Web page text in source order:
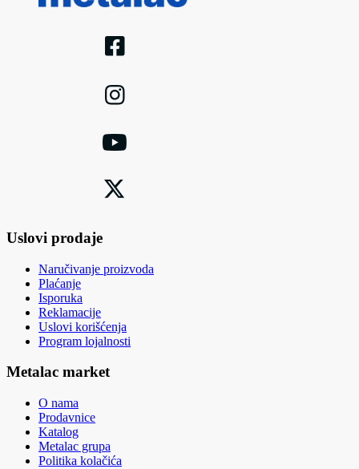
Uslovi prodaje
Naručivanje proizvoda
Plaćanje
Isporuka
Reklamacije
Uslovi korišćenja
Program lojalnosti
Metalac market
O nama
Prodavnice
Katalog
Metalac grupa
Politika kolačića